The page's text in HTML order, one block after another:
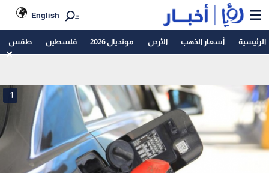
English
الرئيسية أسعار الذهب الأردن مونديال 2026 فلسطين طقس
1